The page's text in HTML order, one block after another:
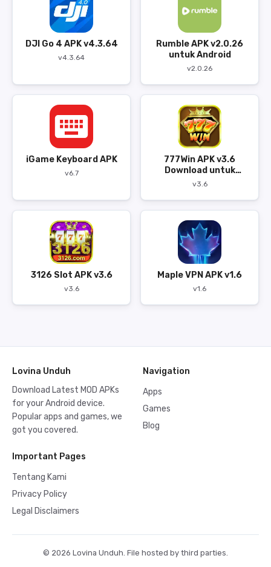
DJI Go 4 APK v4.3.64
v4.3.64
Rumble APK v2.0.26
untuk Android
v2.0.26
iGame Keyboard APK
v6.7
777Win APK v3.6
Download untuk
Android
v3.6
3126 Slot APK v3.6
v3.6
Maple VPN APK v1.6
v1.6
Lovina Unduh
Download Latest MOD APKs
for your Android device.
Popular apps and games, we
got you covered.
Navigation
Apps
Games
Blog
Important Pages
Tentang Kami
Privacy Policy
Legal Disclaimers
© 2026 Lovina Unduh. File hosted by third parties.